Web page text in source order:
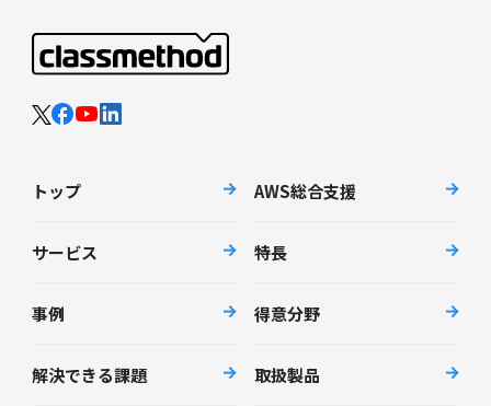
トップ AWS総合支援
サービス 特長
事例 得意分野
解決できる課題 取扱製品